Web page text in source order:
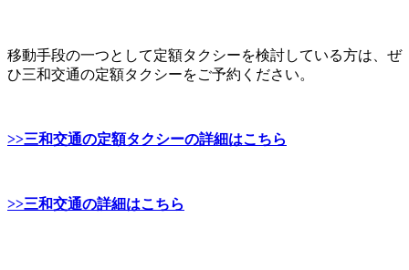
移動手段の一つとして定額タクシーを検討している方は、ぜ
ひ三和交通の定額タクシーをご予約ください。
>>三和交通の定額タクシーの詳細はこちら
>>三和交通の詳細はこちら